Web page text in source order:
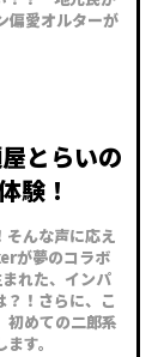
偏愛オルターが
とらいの
験！
そんな声に応え
が夢のコラボ
れた、インパ
？！さらに、こ
初めての二郎系
す。